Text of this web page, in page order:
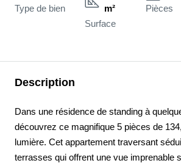
Type de bien
m²
Surface
Pièces
Description
Dans une résidence de standing à
découvrez ce magnifique 5 pièces de
lumière. Cet appartement traversant
terrasses qui offrent une vue imprenable